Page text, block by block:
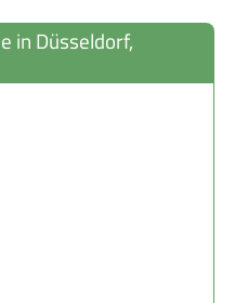
in Düsseldorf,